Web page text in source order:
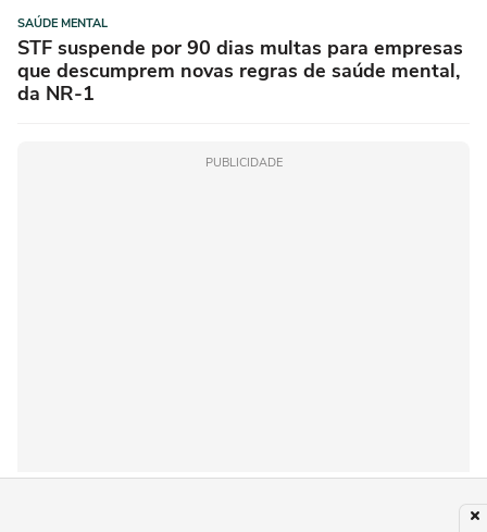
SAÚDE MENTAL
STF suspende por 90 dias multas para empresas
que descumprem novas regras de saúde mental,
da NR-1
PUBLICIDADE